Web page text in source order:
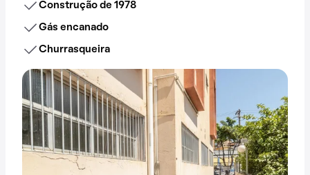
Construção de 1978
Gás encanado
Churrasqueira